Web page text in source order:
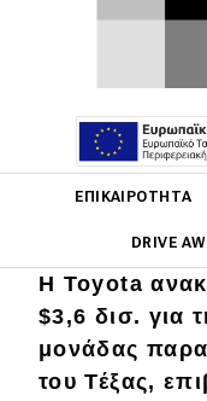
ΕΠΙΚΑΙΡΌΤΗΤΑ
DRIVE
Main navigation
Νέα μοντέλα
Η Toyota
$3,6 δισ. για
μονάδας
του Τέξας,